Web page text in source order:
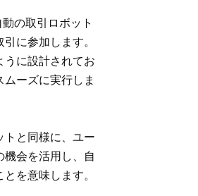
の取引ロボット
に参加します。
うに設計されてお
ーズに実行しま
トと同様に、ユー
会を活用し、自
を意味します。